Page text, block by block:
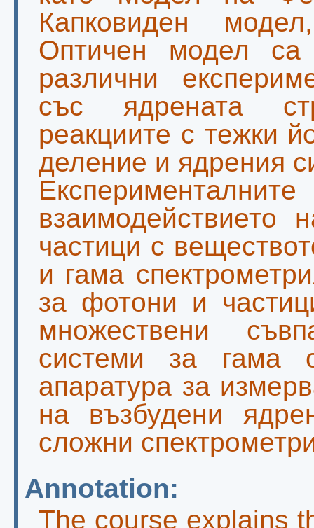
Капковиден
Оптичен модел
различни
със ядрената
реакциите с тежки
деление и ядрения
взаимодействието
частици с
и гама
за фотони и
множествени
системи за гама
апаратура за
на възбудени
сложни
Annotation:
The course explains